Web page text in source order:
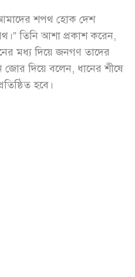
শপথ হোক দেশ
তিনি আশা প্রকাশ করেন,
মধ্য দিয়ে জনগণ তাদের
জোর দিয়ে বলেন, ধানের শীষে
হবে।